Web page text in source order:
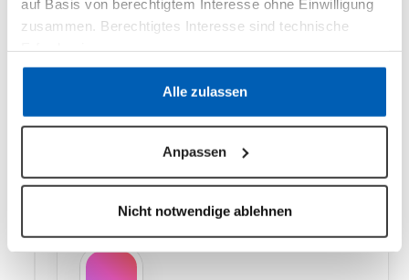
auf Basis von berechtigtem Interesse ohne Einwilligung
zusammen. Berechtigtes Interesse sind technische
Datenschutzerklärung·Impressum
Alle zulassen
Anpassen
Nicht notwendige ablehnen
Log in to your epilot test
From the marketplace, you go directly to
want to install the blueprint.